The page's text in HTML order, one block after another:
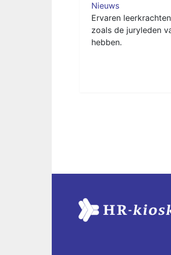
Nieuws
Ervaren
zoals de juryleden
hebben.